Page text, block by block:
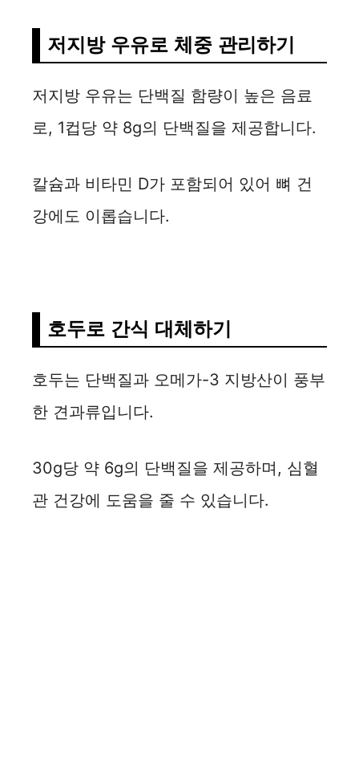
저지방 우유로 체중 관리하기
저지방 우유는 단백질 함량이 높은 음료
로, 1컵당 약 8g의 단백질을 제공합니다.
칼슘과 비타민 D가 포함되어 있어 뼈 건
강에도 이롭습니다.
호두로 간식 대체하기
호두는 단백질과 오메가-3 지방산이 풍부
한 견과류입니다.
30g당 약 6g의 단백질을 제공하며, 심혈
관 건강에 도움을 줄 수 있습니다.